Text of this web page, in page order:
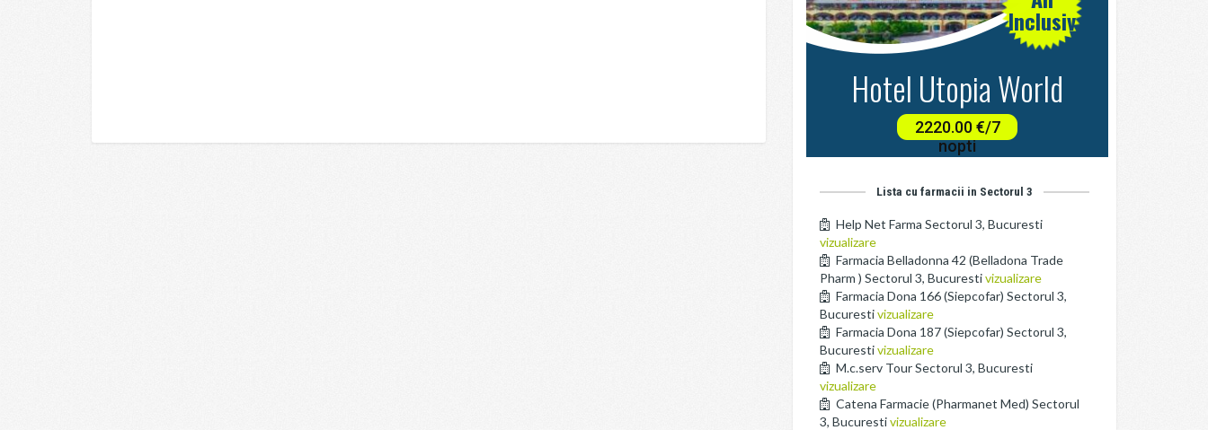
Lista cu farmacii in Sectorul 3
Help Net Farma Sectorul 3, Bucuresti
vizualizare
Farmacia Belladonna 42 (Belladona Trade
Pharm ) Sectorul 3, Bucurestivizualizare
Farmacia Dona 166 (Siepcofar) Sectorul 3,
Bucurestivizualizare
Farmacia Dona 187 (Siepcofar) Sectorul 3,
Bucurestivizualizare
M.c.serv Tour Sectorul 3, Bucuresti
vizualizare
Catena Farmacie (Pharmanet Med) Sectorul
3, Bucurestivizualizare